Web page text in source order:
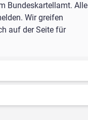
Bundeskartellamt. Alle
Wir greifen
auf der Seite für